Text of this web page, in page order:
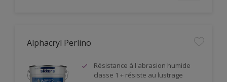
Alphacryl Perlino
Résistance à l'abrasion humide
classe 1 + résiste au lustrage